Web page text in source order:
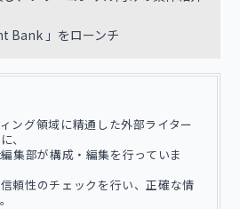
Bank 」をローンチ
ング領域に精通した外部ライター
、
集部が構成・編集を行っていま
頼性のチェックを行い、正確な情